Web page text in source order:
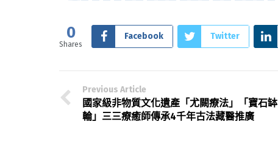
0
Shares
Facebook Twitter
Previous Article
國家級非物質文化遺產「尤闕療法」「寶石缽
輪」三三療癒師傳承4千年古法藏醫推廣